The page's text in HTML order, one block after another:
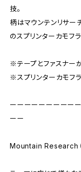
技。
柄はマウンテンリサー
のスプリンターカモフラ
※テープとファスナー
※スプリンターカモフ
ーーーーーーーーー
ーー
Mountain Research（